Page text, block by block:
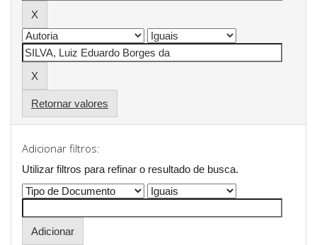
Retornar valores
Adicionar filtros:
Utilizar filtros para refinar o resultado de busca.